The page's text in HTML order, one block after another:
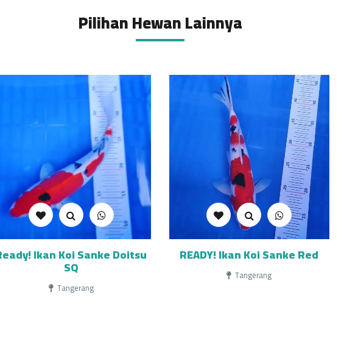
Pilihan Hewan Lainnya
Ikan Koi Sanke Doitsu
SQ
Tangerang
READY! Ikan Koi Sanke Red
Tangerang